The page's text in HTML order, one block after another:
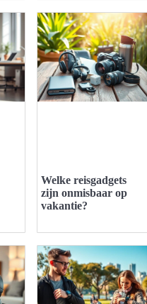
Welke reisgadgets
zijn onmisbaar op
vakantie?